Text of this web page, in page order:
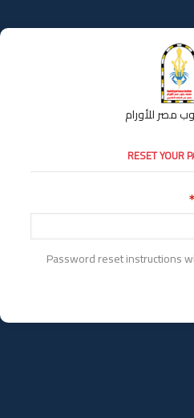
مصر للأورام
RESET YOUR
Password reset instructions